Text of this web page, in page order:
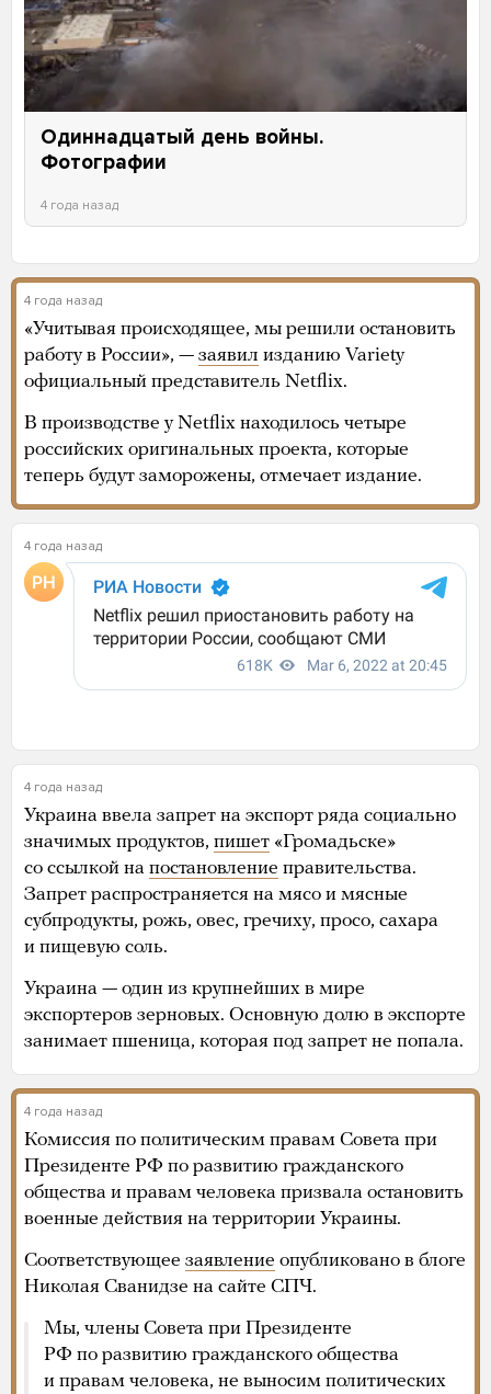
Одиннадцатый день войны.
Фотографии
4 года назад
4 года назад
«Учитывая происходящее, мы решили остановить
работу в России», — заявил изданию Variety
официальный представитель Netflix.
В производстве у Netflix находилось четыре
российских оригинальных проекта, которые
теперь будут заморожены, отмечает издание.
4 года назад
4 года назад
Украина ввела запрет на экспорт ряда социально
значимых продуктов, пишет «Громадьске»
со ссылкой на постановление правительства.
Запрет распространяется на мясо и мясные
субпродукты, рожь, овес, гречиху, просо, сахара
и пищевую соль.
Украина — один из крупнейших в мире
экспортеров зерновых. Основную долю в экспорте
занимает пшеница, которая под запрет не попала.
4 года назад
Комиссия по политическим правам Совета при
Президенте РФ по развитию гражданского
общества и правам человека призвала остановить
военные действия на территории Украины.
Соответствующее заявление опубликовано в блоге
Николая Сванидзе на сайте СПЧ.
Мы, члены Совета при Президенте
РФ по развитию гражданского общества
и правам человека, не выносим политических